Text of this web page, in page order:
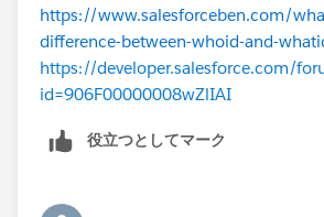
https://www.salesforceben.com/
difference-between-whoid-and-
https://developer.salesforce.com/
id=906F00000008wZlIAI
役立つとしてマーク